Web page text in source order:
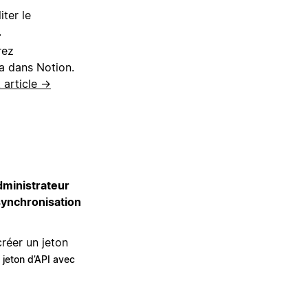
le
dans Notion.
article →
un jeton
d’API avec